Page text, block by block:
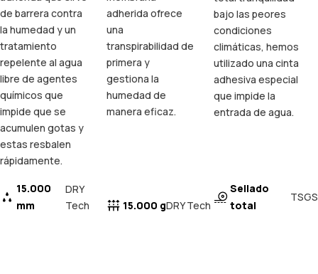
de barrera contra
la humedad y un
tratamiento
repelente al agua
libre de agentes
químicos que
impide que se
acumulen gotas y
estas resbalen
rápidamente.
15.000
mm
DRY
Tech
adherida ofrece
una
transpirabilidad de
primera y
gestiona la
humedad de
manera eficaz.
15.000 gDRY Tech
bajo las peores
condiciones
climáticas, hemos
utilizado una cinta
adhesiva especial
que impide la
entrada de agua.
Sellado
total
TSGS